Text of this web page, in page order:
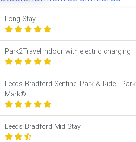
Long Stay
Park2Travel Indoor with electric charging
Leeds Bradford Sentinel Park & Ride - Park
Mark®
Leeds Bradford Mid Stay